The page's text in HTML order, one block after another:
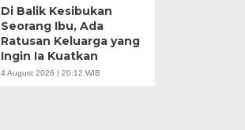
Di Balik Kesibukan
Seorang Ibu, Ada
Ratusan Keluarga yang
Ingin Ia Kuatkan
4 August 2026 | 20:12 WIB